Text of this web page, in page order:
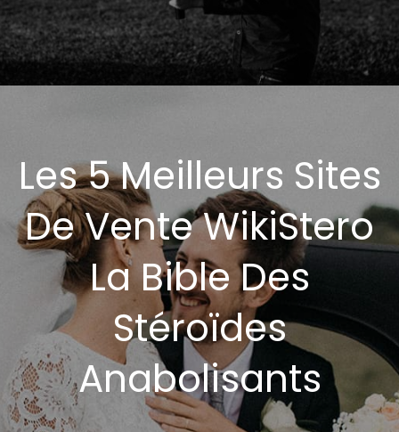
Les 5 Meilleurs Sites
De Vente WikiStero
La Bible Des
Stéroïdes
Anabolisants